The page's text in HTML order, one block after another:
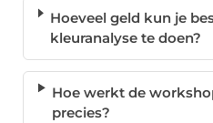
Hoeveel geld kun je
kleuranalyse te doen?
Hoe werkt de
precies?